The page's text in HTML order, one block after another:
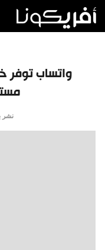
واتساب توفر
نشر